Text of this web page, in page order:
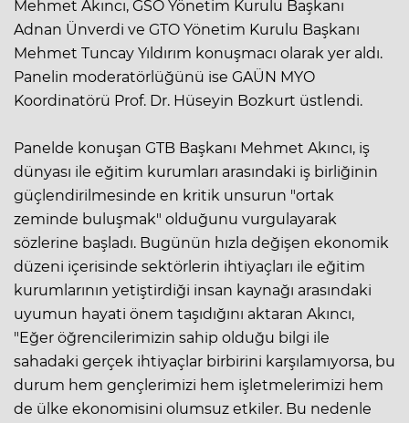
Mehmet Akıncı, GSO Yönetim Kurulu Başkanı
Adnan Ünverdi ve GTO Yönetim Kurulu Başkanı
Mehmet Tuncay Yıldırım konuşmacı olarak yer aldı.
Panelin moderatörlüğünü ise GAÜN MYO
Koordinatörü Prof. Dr. Hüseyin Bozkurt üstlendi.
Panelde konuşan GTB Başkanı Mehmet Akıncı, iş
dünyası ile eğitim kurumları arasındaki iş birliğinin
güçlendirilmesinde en kritik unsurun "ortak
zeminde buluşmak" olduğunu vurgulayarak
sözlerine başladı. Bugünün hızla değişen ekonomik
düzeni içerisinde sektörlerin ihtiyaçları ile eğitim
kurumlarının yetiştirdiği insan kaynağı arasındaki
uyumun hayati önem taşıdığını aktaran Akıncı,
"Eğer öğrencilerimizin sahip olduğu bilgi ile
sahadaki gerçek ihtiyaçlar birbirini karşılamıyorsa, bu
durum hem gençlerimizi hem işletmelerimizi hem
de ülke ekonomisini olumsuz etkiler. Bu nedenle